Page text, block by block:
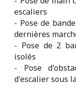
escaliers
- Pose de
dernières
- Pose de 2
isolés
- Pose
d'escalier sous